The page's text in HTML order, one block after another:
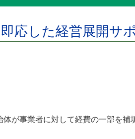
応した経営展開サ
が事業者に対して経費の一部を